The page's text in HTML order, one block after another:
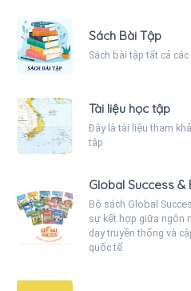
Sách Bài Tập
Sách bài tập tất cả
Tài liệu học tập
Đây là tài liệu tham
tập
Global Success
Bộ sách Global
sự kết hợp giữa ngôn
dạy truyền thống và
quốc tế